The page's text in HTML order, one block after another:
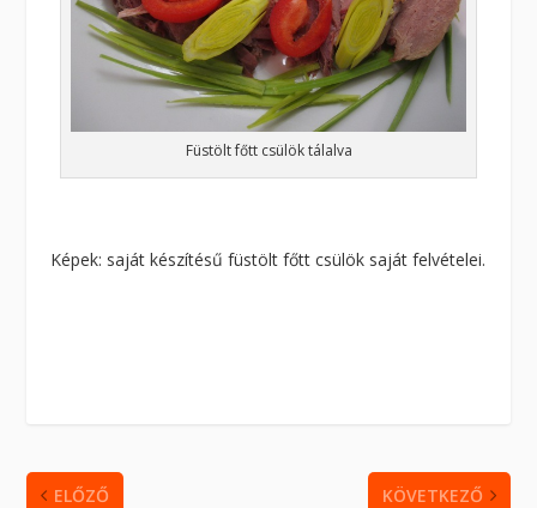
Füstölt főtt csülök tálalva
Képek: saját készítésű füstölt főtt csülök saját felvételei.
ELŐZŐ KÖVETKEZŐ